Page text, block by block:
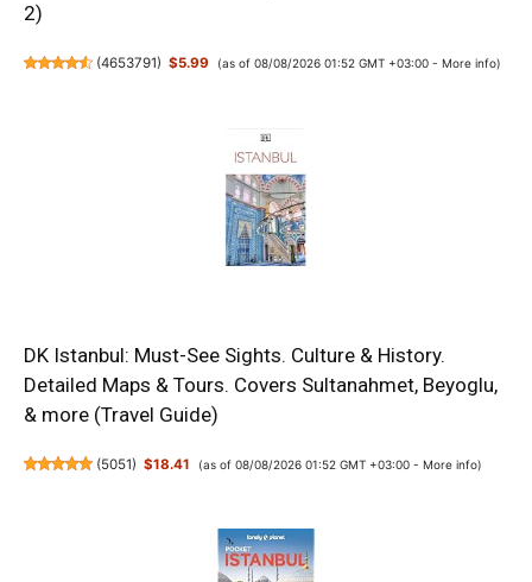
2)
(4653791) $5.99 (as of 08/08/2026 01:52 GMT +03:00 - More info)
DK Istanbul: Must-See Sights. Culture & History.
Detailed Maps & Tours. Covers Sultanahmet, Beyoglu,
& more (Travel Guide)
(5051) $18.41 (as of 08/08/2026 01:52 GMT +03:00 - More info)